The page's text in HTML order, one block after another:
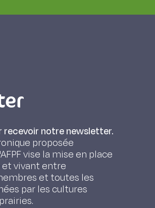
recevoir notre newsletter.
proposée
vise la mise en place
et vivant entre
et toutes les
par les cultures